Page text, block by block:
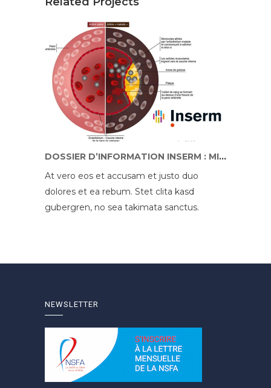
DOSSIER D’INFORMATION INSERM : MIEUX COMPRENDRE L’ATHÉROSCLÉROSE
At vero eos et accusam et justo duo
dolores et ea rebum. Stet clita kasd
gubergren, no sea takimata sanctus.
NEWSLETTER